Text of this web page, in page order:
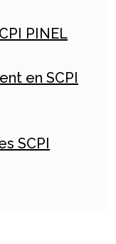
PINEL
en SCPI
SCPI